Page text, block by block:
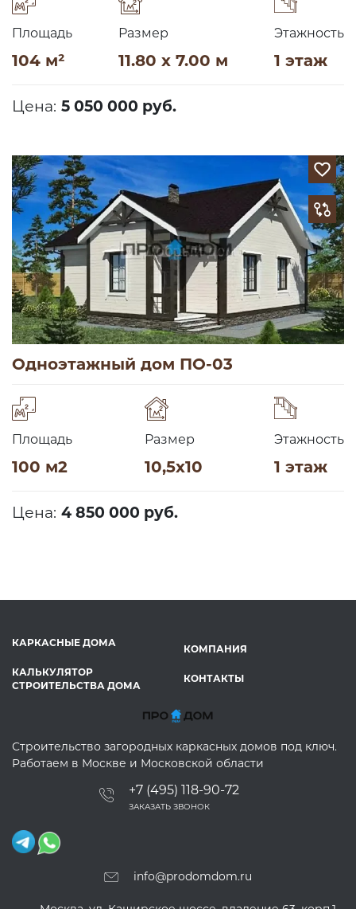
Площадь
104 м²
Размер
11.80 x 7.00 м
Этажность
1 этаж
Цена: 5 050 000 руб.
Одноэтажный дом ПО-03
Площадь
100 м2
Размер
10,5х10
Этажность
1 этаж
Цена: 4 850 000 руб.
КАРКАСНЫЕ ДОМА
КАЛЬКУЛЯТОР
СТРОИТЕЛЬСТВА ДОМА
КОМПАНИЯ
КОНТАКТЫ
Строительство загородных каркасных домов под ключ.
Работаем в Москве и Московской области
+7 (495) 118-90-72
ЗАКАЗАТЬ ЗВОНОК
info@prodomdom.ru